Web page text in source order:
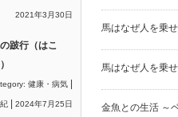
2021年3月30日
跛行（はこ
健康・病気
2024年7月25日
馬はなぜ人を乗
馬はなぜ人を乗
金魚との生活 ～